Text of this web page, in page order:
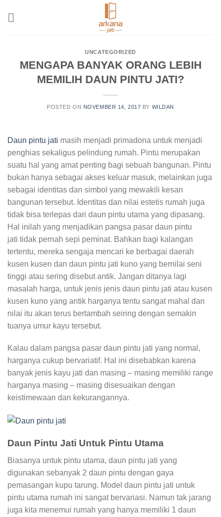
UNCATEGORIZED
MENGAPA BANYAK ORANG LEBIH
MEMILIH DAUN PINTU JATI?
POSTED ON NOVEMBER 14, 2017 BY WILDAN
Daun pintu jati masih menjadi primadona untuk menjadi
penghias sekaligus pelindung rumah. Pintu merupakan
suatu hal yang amat penting bagi sebuah bangunan. Pintu
bukan hanya sebagai akses keluar masuk, melainkan juga
sebagai identitas dan simbol yang mewakili kesan
bangunan tersebut. Identitas dan nilai estetis rumah juga
tidak bisa terlepas dari daun pintu utama yang dipasang.
Hal inilah yang menjadikan pangsa pasar daun pintu
jati tidak pernah sepi peminat. Bahkan bagi kalangan
tertentu, mereka sengaja mencari ke berbagai daerah
kusen kusen dan daun pintu jati kuno yang bernilai seni
tinggi atau sering disebut antik. Jangan ditanya lagi
masalah harga, untuk jenis jenis daun pintu jati atau kusen
kusen kuno yang antik harganya tentu sangat mahal dan
nilai itu akan terus bertambah seiring dengan semakin
tuanya umur kayu tersebut.
Kalau dalam pangsa pasar daun pintu jati yang normal,
harganya cukup bervariatif. Hal ini disebabkan karena
banyak jenis kayu jati dan masing – masing memiliki range
harganya masing – masing disesuaikan dengan
keistimewaan dan kekurangannya.
Daun Pintu Jati Untuk Pintu Utama
Biasanya untuk pintu utama, daun pintu jati yang
digunakan sebanyak 2 daun pintu dengan gaya
pemasangan kupu tarung. Model daun pintu jati untuk
pintu utama rumah ini sangat bervariasi. Namun tak jarang
juga kita menemui rumah yang hanya memiliki 1 daun